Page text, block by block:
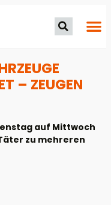
– ZEUGEN
auf Mittwoch
zu mehreren